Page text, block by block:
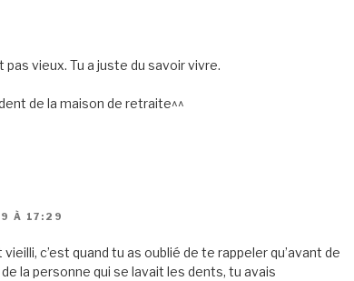
pas vieux. Tu a juste du savoir vivre.
de la maison de retraite^^
À 17:29
c’est quand tu as oublié de te rappeler qu’avant de
la personne qui se lavait les dents, tu avais